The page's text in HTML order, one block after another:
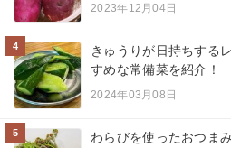
2023年12月04日
4
きゅうりが日持ちする
すめな常備菜を紹介！
2024年03月08日
5
わらびを使ったおつま